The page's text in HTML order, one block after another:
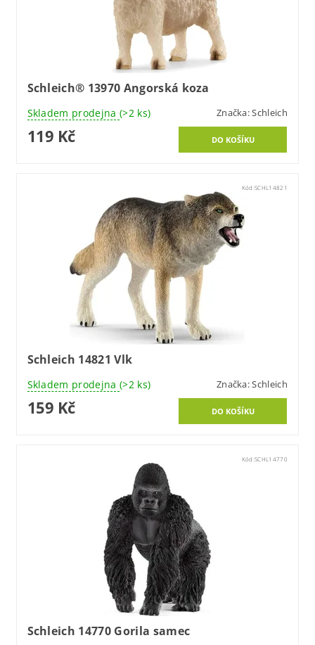
Schleich® 13970 Angorská koza
Skladem prodejna (>2 ks) Značka:Schleich
119 Kč
Kód:SCHL14821
Schleich 14821 Vlk
Skladem prodejna (>2 ks) Značka:Schleich
159 Kč
Kód:SCHL14770
Schleich 14770 Gorila samec